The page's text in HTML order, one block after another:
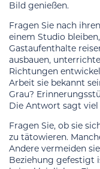
Bild genießen.
Fragen Sie nach
einem Studio
Gastaufenthalte
ausbauen,
Richtungen
Arbeit sie bekannt
Grau?
Die Antwort sagt
Fragen Sie, ob sie
zu tätowieren.
Andere vermeiden
Beziehung gefestigt